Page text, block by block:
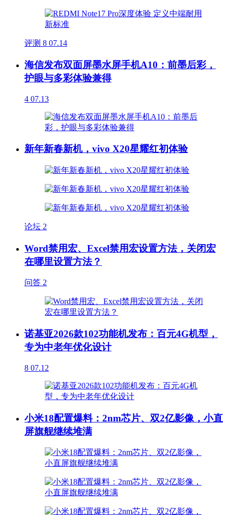
评测 8 07.14
海信发布双面屏墨水屏手机A10：前墨后彩，
护眼与多彩体验兼得
4 07.13
新年新春新机，vivo X20星耀红初体验
论坛 2
Word禁用宏、Excel禁用宏设置方法，关闭宏
在哪里设置方法？
问答 2
诺基亚2026款102功能机发布：百元4G机型，
专为中老年优化设计
8 07.12
小米18配置爆料：2nm芯片、双2亿影像，小直
屏旗舰继续堆满